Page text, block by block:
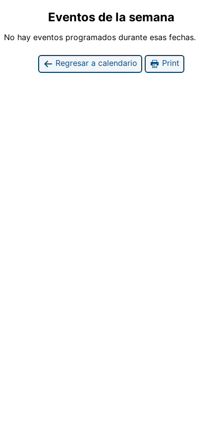
Eventos de la semana
No hay eventos programados durante esas fechas.
Regresar a calendario Print